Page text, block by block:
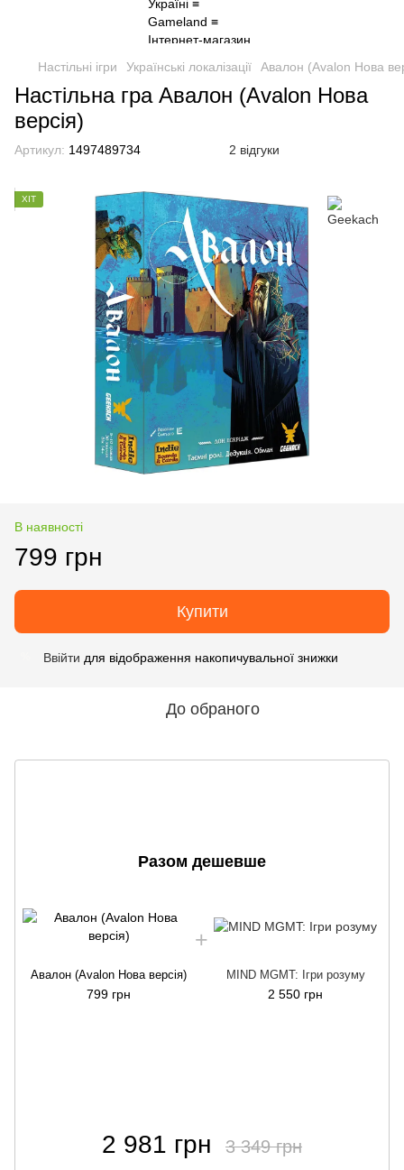
Настільні ігри Українські локалізації Авалон (Avalon Нова
Настільна гра Авалон (Avalon Нова
версія)
Артикул: 1497489734 2 відгуки
ХІТ
В наявності
799 грн
Купити
Ввійти для відображення накопичувальної знижки
До обраного
Разом дешевше
Авалон (Avalon Нова версія)
799 грн
MIND MGMT: Ігри розуму
2 550 грн
2 981 грн 3 349 грн